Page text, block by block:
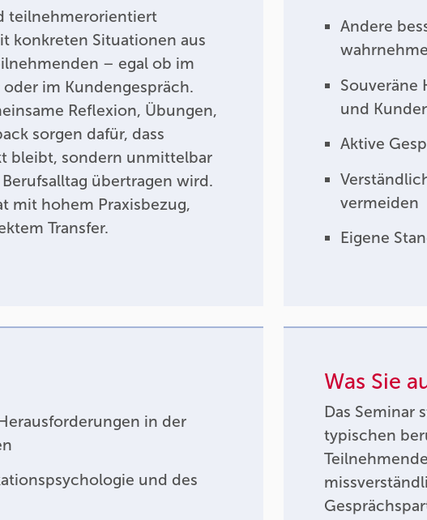
teilnehmerorientiert
konkreten Situationen aus
– egal ob im
im Kundengespräch.
Reflexion, Übungen,
sorgen dafür, dass
bleibt, sondern unmittelbar
übertragen wird.
mit hohem Praxisbezug,
Transfer.
Andere
Souveräne
und
Aktive
vermeiden
Eigene
in der
und des
Was Sie
Das Seminar
typischen